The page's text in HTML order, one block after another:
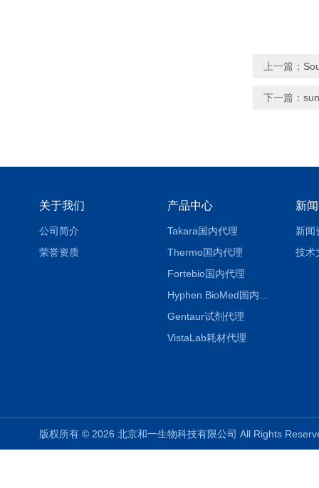
上一篇：
下一篇：
关于我们
公司简介
荣誉资质
产品中心
Takara国内代理
Thermo国内代理
Fortebio国内代理
Gentaur试剂代理
VistaLab耗材代理
新
新闻
技术
版权所有 © 2026 北京和一生物科技有限公司 All Rights